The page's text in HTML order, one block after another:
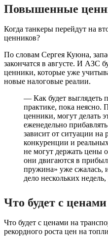
Повышенные
Когда танкеры перейдут на
ценников?
По словам Сергея Куюна,
закончатся в августе. И АЗС
ценники, которые уже
новые налоговые реалии.
— Как будет выглядеть
практике, пока неясно.
ценники, могут делать
еженедельно
зависит от ситуации на
конкуренции и
не могут держать цены
они двигаются в
пружина» уже сжалась,
дело нескольких
Что будет с
Что будет с ценами на
рекордного роста цен на